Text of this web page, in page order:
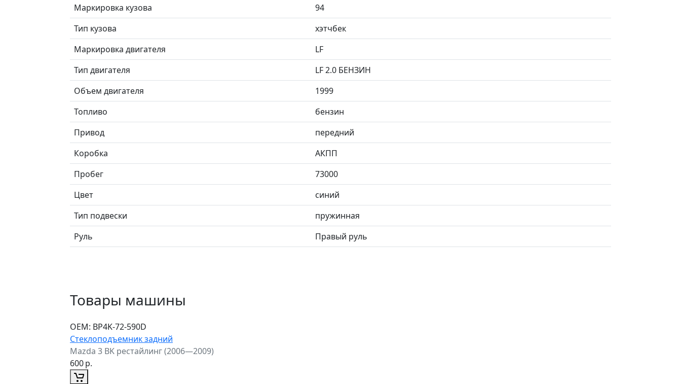
Маркировка кузова
94
Тип кузова
хэтчбек
Маркировка двигателя
LF
Тип двигателя
LF 2.0 БЕНЗИН
Объем двигателя
1999
Топливо
бензин
Привод
передний
Коробка
АКПП
Пробег
73000
Цвет
синий
Тип подвески
пружинная
Руль
Правый руль
Товары машины
ОЕМ: BP4K-72-590D
Стеклоподъемник задний
Mazda 3 BK рестайлинг (2006—2009)
600р.